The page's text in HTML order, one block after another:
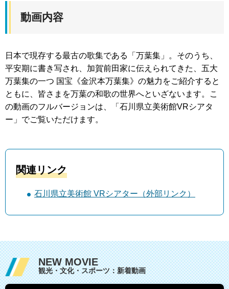
動画内容
日本で現存する最古の歌集である「万葉集」。そのうち、
平安期に書き写され、加賀前田家に伝えられてきた、五大
万葉集の一つ 国宝《金沢本万葉集》の魅力をご紹介すると
ともに、皆さまを万葉の和歌の世界へといざないます。こ
の動画のフルバージョンは、「石川県立美術館VRシアタ
ー」でご覧いただけます。
関連リンク
石川県立美術館 VRシアター（外部リンク）
NEW MOVIE
観光・文化・スポーツ：新着動画